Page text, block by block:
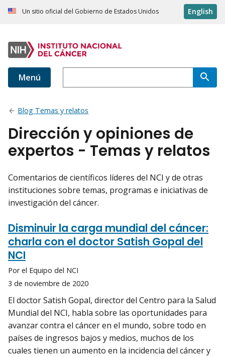
Un sitio oficial del Gobierno de Estados Unidos English
Menú
Blog Temas y relatos
Dirección y opiniones de
expertos - Temas y relatos
Comentarios de científicos líderes del NCI y de otras
instituciones sobre temas, programas e iniciativas de
investigación del cáncer.
Disminuir la carga mundial del cáncer:
charla con el doctor Satish Gopal del
NCI
Por el Equipo del NCI
3 de noviembre de 2020
El doctor Satish Gopal, director del Centro para la Salud
Mundial del NCI, habla sobre las oportunidades para
avanzar contra el cáncer en el mundo, sobre todo en
países de ingresos bajos y medios, muchos de los
cuales tienen un aumento en la incidencia del cáncer y